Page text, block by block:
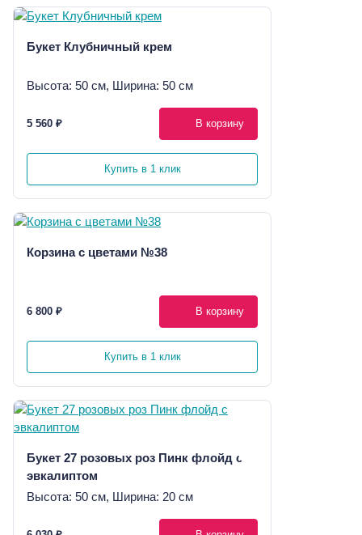
Букет Клубничный крем
Высота: 50 см, Ширина: 50 см
5 560 ₽ В корзину
Купить в 1 клик
Корзина с цветами №38
6 800 ₽ В корзину
Купить в 1 клик
Букет 27 розовых роз Пинк флойд с
эвкалиптом
Высота: 50 см, Ширина: 20 см